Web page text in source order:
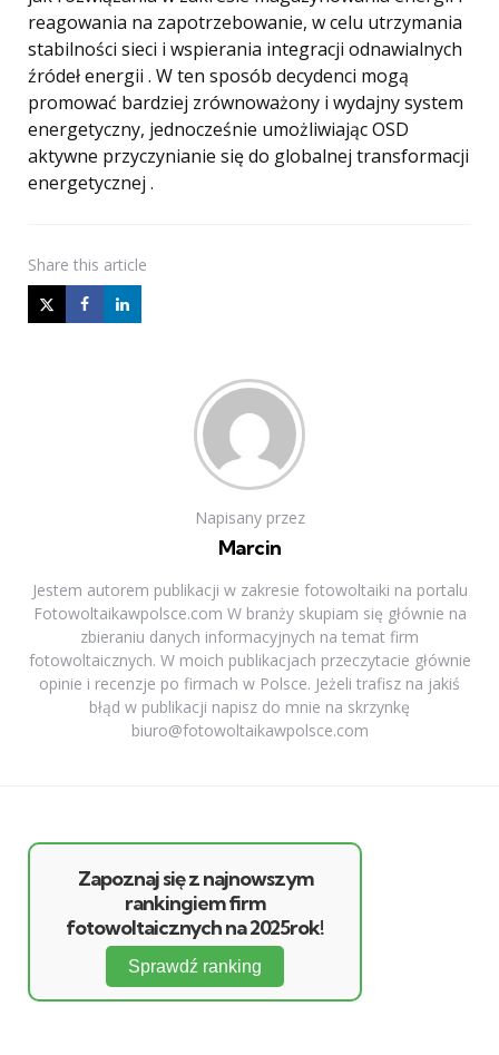
reagowania na zapotrzebowanie, w celu utrzymania
stabilności sieci i wspierania integracji odnawialnych
źródeł energii . W ten sposób decydenci mogą
promować bardziej zrównoważony i wydajny system
energetyczny, jednocześnie umożliwiając OSD
aktywne przyczynianie się do globalnej transformacji
energetycznej .
Share this article
Napisany przez
Marcin
Jestem autorem publikacji w zakresie fotowoltaiki na portalu
Fotowoltaikawpolsce.com W branży skupiam się głównie na
zbieraniu danych informacyjnych na temat firm
fotowoltaicznych. W moich publikacjach przeczytacie głównie
opinie i recenzje po firmach w Polsce. Jeżeli trafisz na jakiś
błąd w publikacji napisz do mnie na skrzynkę
biuro@fotowoltaikawpolsce.com
Zapoznaj się z najnowszym
rankingiem firm
fotowoltaicznych na 2025rok!
Sprawdź ranking